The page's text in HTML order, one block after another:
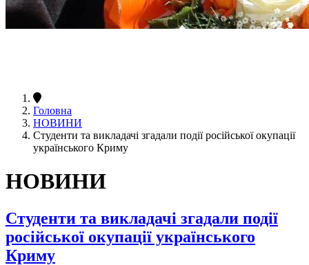
Головна
НОВИНИ
Студенти та викладачі згадали події російської окупації
українського Криму
НОВИНИ
Студенти та викладачі згадали події
російської окупації українського
Криму